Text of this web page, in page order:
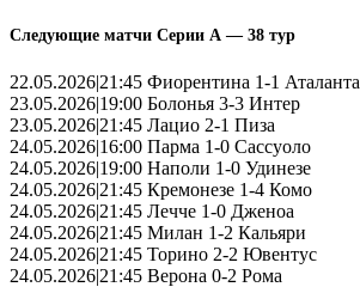
Следующие матчи Серии А — 38 тур
22.05.2026|21:45 Фиорентина 1-1 Аталанта
23.05.2026|19:00 Болонья 3-3 Интер
23.05.2026|21:45 Лацио 2-1 Пиза
24.05.2026|16:00 Парма 1-0 Сассуоло
24.05.2026|19:00 Наполи 1-0 Удинезе
24.05.2026|21:45 Кремонезе 1-4 Комо
24.05.2026|21:45 Лечче 1-0 Дженоа
24.05.2026|21:45 Милан 1-2 Кальяри
24.05.2026|21:45 Торино 2-2 Ювентус
24.05.2026|21:45 Верона 0-2 Рома